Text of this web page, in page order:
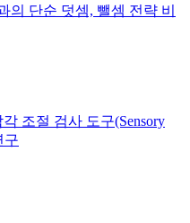
의 단순 덧셈, 뺄셈 전략 비
조절 검사 도구(Sensory
구